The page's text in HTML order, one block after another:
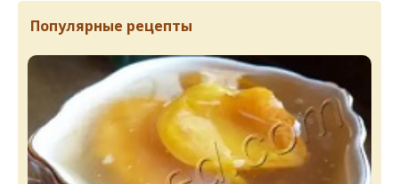
Популярные рецепты